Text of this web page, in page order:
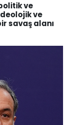
ve
ve
savaş alanı